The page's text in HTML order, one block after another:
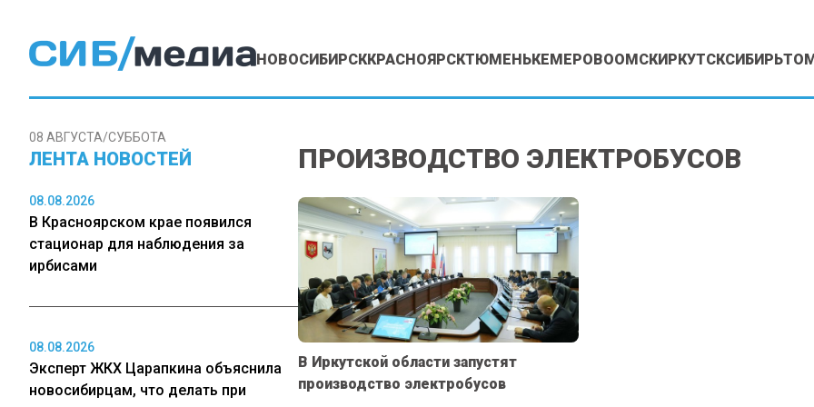
НОВОСИБИРСККРАСНОЯРСКТЮМЕНЬКЕМЕРОВООМСКИРКУТСКСИБИРЬ
08 АВГУСТА/СУББОТА
ЛЕНТА НОВОСТЕЙ
08.08.2026
В Красноярском крае появился
стационар для наблюдения за
ирбисами
08.08.2026
Эксперт ЖКХ Царапкина объяснила
новосибирцам, что делать при
ПРОИЗВОДСТВО ЭЛЕКТРОБУСОВ
В Иркутской области запустят
производство электробусов